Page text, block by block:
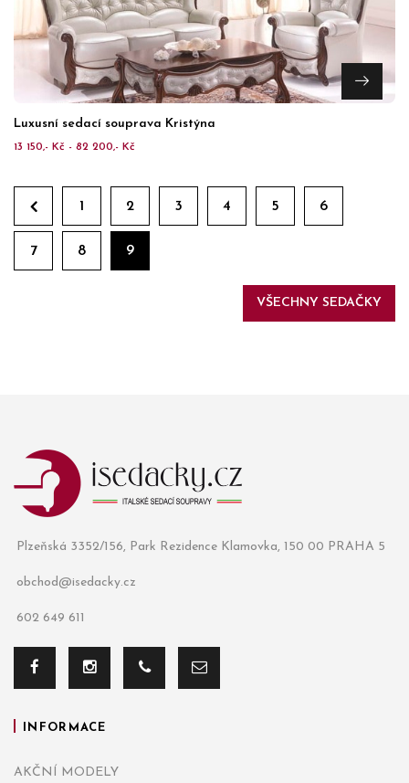
Luxusní sedací souprava Kristýna
13 150,- Kč - 82 200,- Kč
1 2 3 4 5 6
7 8 9
VŠECHNY SEDAČKY
Plzeňská 3352/156, Park Rezidence Klamovka, 150 00 PRAHA 5
obchod@isedacky.cz
602 649 611
INFORMACE
AKČNÍ MODELY